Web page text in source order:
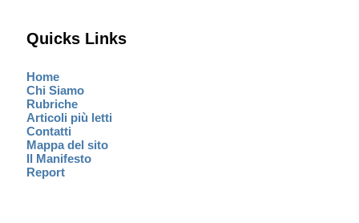
Quicks Links
Home
Chi Siamo
Rubriche
Articoli più letti
Contatti
Mappa del sito
Il Manifesto
Report